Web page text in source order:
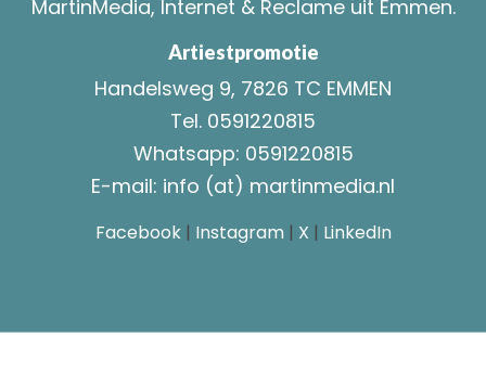
MartinMedia, Internet & Reclame uit Emmen.
Artiestpromotie
Handelsweg 9, 7826 TC EMMEN
Tel. 0591220815
Whatsapp: 0591220815
E-mail: info (at) martinmedia.nl
Facebook| Instagram| X | LinkedIn